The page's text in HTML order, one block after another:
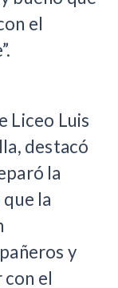
el
Liceo Luis
destacó
la
la
y
el